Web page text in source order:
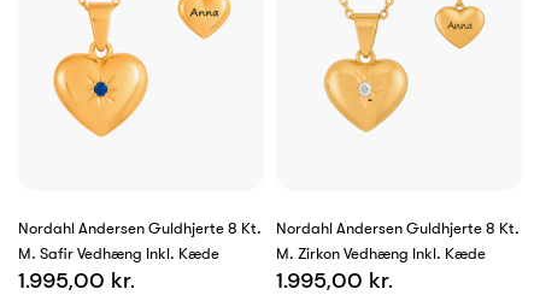
Nordahl Andersen Guldhjerte 8 Kt.
M. Safir Vedhæng Inkl. Kæde
1.995,00 kr.
Nordahl Andersen Guldhjerte 8 Kt.
M. Zirkon Vedhæng Inkl. Kæde
1.995,00 kr.